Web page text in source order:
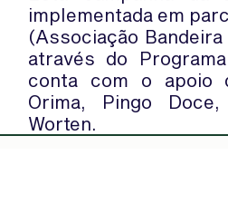
implementada em
(Associação
através do
conta com o apoio
Orima, Pingo
Worten.